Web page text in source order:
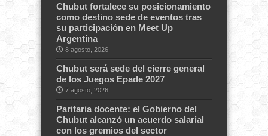
Chubut fortalece su posicionamiento
como destino sede de eventos tras
su participación en Meet Up
Argentina
8 agosto, 2026
Chubut será sede del cierre general
de los Juegos Epade 2027
7 agosto, 2026
Paritaria docente: el Gobierno del
Chubut alcanzó un acuerdo salarial
con los gremios del sector